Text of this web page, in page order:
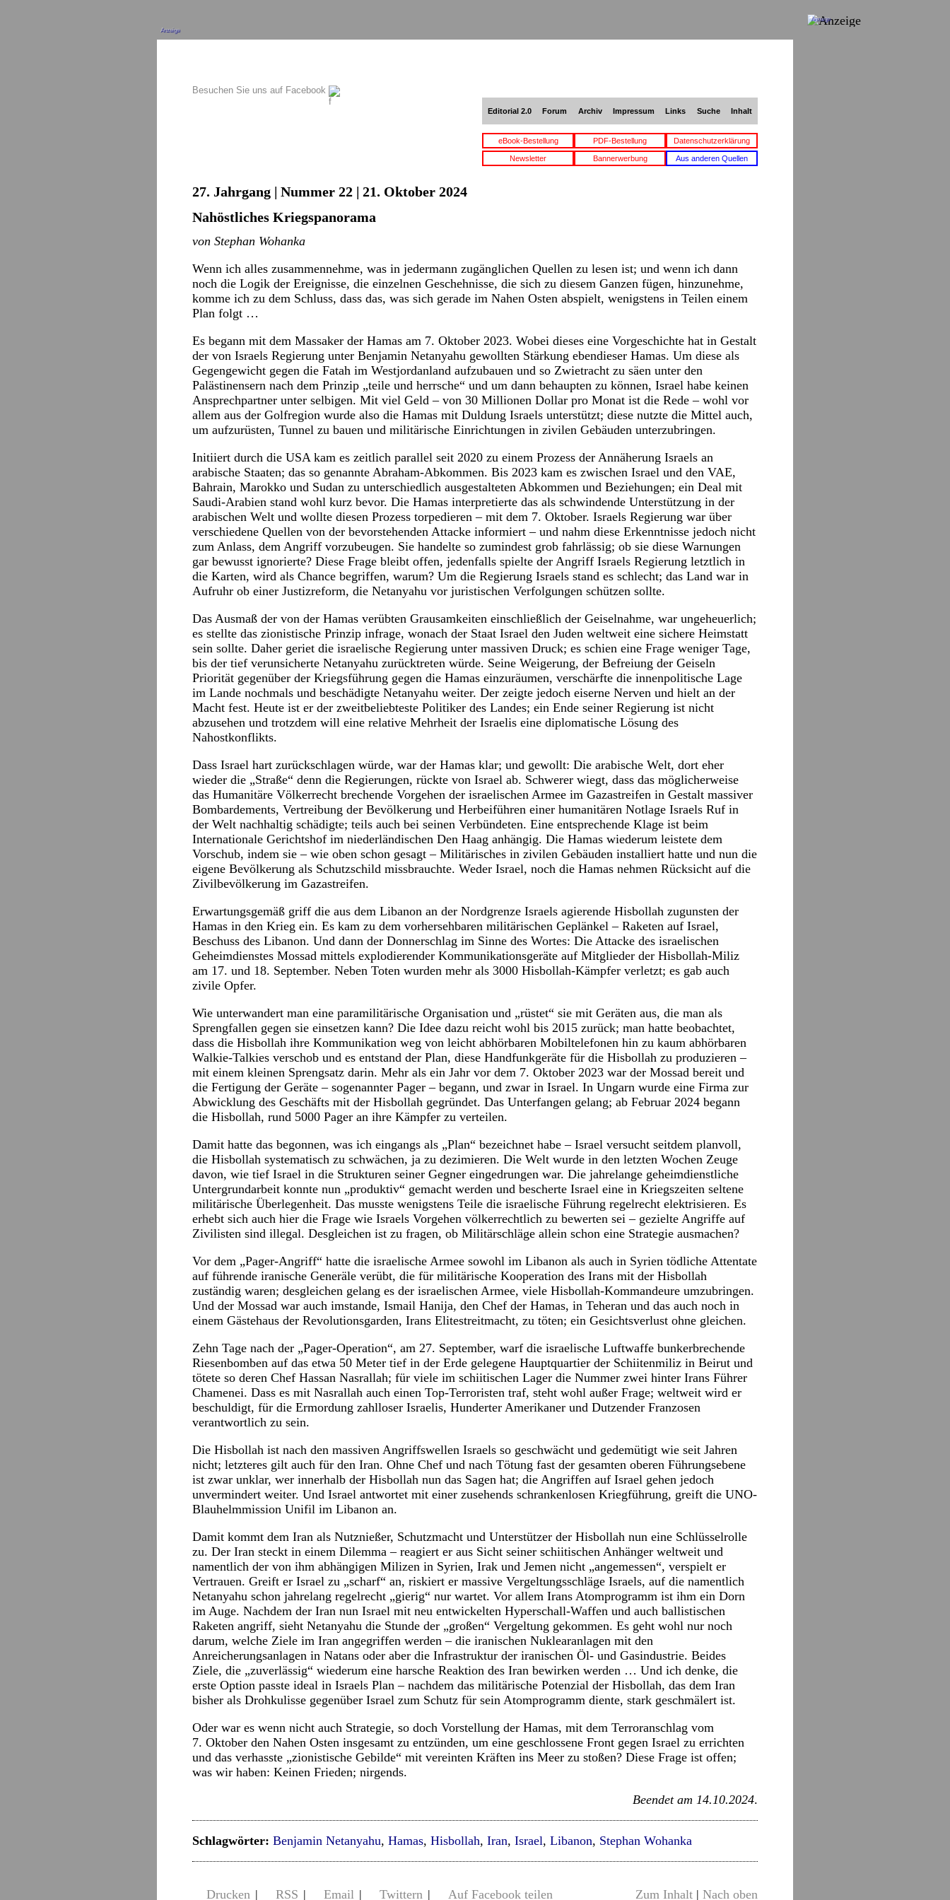
Anzeige
Besuchen Sie uns auf Facebook
Editorial 2.0 Forum Archiv Impressum Links Suche Inhalt
eBook-Bestellung PDF-Bestellung Datenschutzerklärung
Newsletter Bannerwerbung Aus anderen Quellen
27. Jahrgang | Nummer 22 | 21. Oktober 2024
Nahöstliches Kriegspanorama
von Stephan Wohanka
Wenn ich alles zusammennehme, was in jedermann zugänglichen Quellen zu lesen ist; und wenn ich dann
noch die Logik der Ereignisse, die einzelnen Geschehnisse, die sich zu diesem Ganzen fügen, hinzunehme,
komme ich zu dem Schluss, dass das, was sich gerade im Nahen Osten abspielt, wenigstens in Teilen einem
Plan folgt …
Es begann mit dem Massaker der Hamas am 7. Oktober 2023. Wobei dieses eine Vorgeschichte hat in Gestalt
der von Israels Regierung unter Benjamin Netanyahu gewollten Stärkung ebendieser Hamas. Um diese als
Gegengewicht gegen die Fatah im Westjordanland aufzubauen und so Zwietracht zu säen unter den
Palästinensern nach dem Prinzip „teile und herrsche“ und um dann behaupten zu können, Israel habe keinen
Ansprechpartner unter selbigen. Mit viel Geld – von 30 Millionen Dollar pro Monat ist die Rede – wohl vor
allem aus der Golfregion wurde also die Hamas mit Duldung Israels unterstützt; diese nutzte die Mittel auch,
um aufzurüsten, Tunnel zu bauen und militärische Einrichtungen in zivilen Gebäuden unterzubringen.
Initiiert durch die USA kam es zeitlich parallel seit 2020 zu einem Prozess der Annäherung Israels an
arabische Staaten; das so genannte Abraham-Abkommen. Bis 2023 kam es zwischen Israel und den VAE,
Bahrain, Marokko und Sudan zu unterschiedlich ausgestalteten Abkommen und Beziehungen; ein Deal mit
Saudi-Arabien stand wohl kurz bevor. Die Hamas interpretierte das als schwindende Unterstützung in der
arabischen Welt und wollte diesen Prozess torpedieren – mit dem 7. Oktober. Israels Regierung war über
verschiedene Quellen von der bevorstehenden Attacke informiert – und nahm diese Erkenntnisse jedoch nicht
zum Anlass, dem Angriff vorzubeugen. Sie handelte so zumindest grob fahrlässig; ob sie diese Warnungen
gar bewusst ignorierte? Diese Frage bleibt offen, jedenfalls spielte der Angriff Israels Regierung letztlich in
die Karten, wird als Chance begriffen, warum? Um die Regierung Israels stand es schlecht; das Land war in
Aufruhr ob einer Justizreform, die Netanyahu vor juristischen Verfolgungen schützen sollte.
Das Ausmaß der von der Hamas verübten Grausamkeiten einschließlich der Geiselnahme, war ungeheuerlich;
es stellte das zionistische Prinzip infrage, wonach der Staat Israel den Juden weltweit eine sichere Heimstatt
sein sollte. Daher geriet die israelische Regierung unter massiven Druck; es schien eine Frage weniger Tage,
bis der tief verunsicherte Netanyahu zurücktreten würde. Seine Weigerung, der Befreiung der Geiseln
Priorität gegenüber der Kriegsführung gegen die Hamas einzuräumen, verschärfte die innenpolitische Lage
im Lande nochmals und beschädigte Netanyahu weiter. Der zeigte jedoch eiserne Nerven und hielt an der
Macht fest. Heute ist er der zweitbeliebteste Politiker des Landes; ein Ende seiner Regierung ist nicht
abzusehen und trotzdem will eine relative Mehrheit der Israelis eine diplomatische Lösung des
Nahostkonflikts.
Dass Israel hart zurückschlagen würde, war der Hamas klar; und gewollt: Die arabische Welt, dort eher
wieder die „Straße“ denn die Regierungen, rückte von Israel ab. Schwerer wiegt, dass das möglicherweise
das Humanitäre Völkerrecht brechende Vorgehen der israelischen Armee im Gazastreifen in Gestalt massiver
Bombardements, Vertreibung der Bevölkerung und Herbeiführen einer humanitären Notlage Israels Ruf in
der Welt nachhaltig schädigte; teils auch bei seinen Verbündeten. Eine entsprechende Klage ist beim
Internationale Gerichtshof im niederländischen Den Haag anhängig. Die Hamas wiederum leistete dem
Vorschub, indem sie – wie oben schon gesagt – Militärisches in zivilen Gebäuden installiert hatte und nun die
eigene Bevölkerung als Schutzschild missbrauchte. Weder Israel, noch die Hamas nehmen Rücksicht auf die
Zivilbevölkerung im Gazastreifen.
Erwartungsgemäß griff die aus dem Libanon an der Nordgrenze Israels agierende Hisbollah zugunsten der
Hamas in den Krieg ein. Es kam zu dem vorhersehbaren militärischen Geplänkel – Raketen auf Israel,
Beschuss des Libanon. Und dann der Donnerschlag im Sinne des Wortes: Die Attacke des israelischen
Geheimdienstes Mossad mittels explodierender Kommunikationsgeräte auf Mitglieder der Hisbollah-Miliz
am 17. und 18. September. Neben Toten wurden mehr als 3000 Hisbollah-Kämpfer verletzt; es gab auch
zivile Opfer.
Wie unterwandert man eine paramilitärische Organisation und „rüstet“ sie mit Geräten aus, die man als
Sprengfallen gegen sie einsetzen kann? Die Idee dazu reicht wohl bis 2015 zurück; man hatte beobachtet,
dass die Hisbollah ihre Kommunikation weg von leicht abhörbaren Mobiltelefonen hin zu kaum abhörbaren
Walkie-Talkies verschob und es entstand der Plan, diese Handfunkgeräte für die Hisbollah zu produzieren –
mit einem kleinen Sprengsatz darin. Mehr als ein Jahr vor dem 7. Oktober 2023 war der Mossad bereit und
die Fertigung der Geräte – sogenannter Pager – begann, und zwar in Israel. In Ungarn wurde eine Firma zur
Abwicklung des Geschäfts mit der Hisbollah gegründet. Das Unterfangen gelang; ab Februar 2024 begann
die Hisbollah, rund 5000 Pager an ihre Kämpfer zu verteilen.
Damit hatte das begonnen, was ich eingangs als „Plan“ bezeichnet habe – Israel versucht seitdem planvoll,
die Hisbollah systematisch zu schwächen, ja zu dezimieren. Die Welt wurde in den letzten Wochen Zeuge
davon, wie tief Israel in die Strukturen seiner Gegner eingedrungen war. Die jahrelange geheimdienstliche
Untergrundarbeit konnte nun „produktiv“ gemacht werden und bescherte Israel eine in Kriegszeiten seltene
militärische Überlegenheit. Das musste wenigstens Teile die israelische Führung regelrecht elektrisieren. Es
erhebt sich auch hier die Frage wie Israels Vorgehen völkerrechtlich zu bewerten sei – gezielte Angriffe auf
Zivilisten sind illegal. Desgleichen ist zu fragen, ob Militärschläge allein schon eine Strategie ausmachen?
Vor dem „Pager-Angriff“ hatte die israelische Armee sowohl im Libanon als auch in Syrien tödliche Attentate
auf führende iranische Generäle verübt, die für militärische Kooperation des Irans mit der Hisbollah
zuständig waren; desgleichen gelang es der israelischen Armee, viele Hisbollah-Kommandeure umzubringen.
Und der Mossad war auch imstande, Ismail Hanija, den Chef der Hamas, in Teheran und das auch noch in
einem Gästehaus der Revolutionsgarden, Irans Elitestreitmacht, zu töten; ein Gesichtsverlust ohne gleichen.
Zehn Tage nach der „Pager-Operation“, am 27. September, warf die israelische Luftwaffe bunkerbrechende
Riesenbomben auf das etwa 50 Meter tief in der Erde gelegene Hauptquartier der Schiitenmiliz in Beirut und
tötete so deren Chef Hassan Nasrallah; für viele im schiitischen Lager die Nummer zwei hinter Irans Führer
Chamenei. Dass es mit Nasrallah auch einen Top-Terroristen traf, steht wohl außer Frage; weltweit wird er
beschuldigt, für die Ermordung zahlloser Israelis, Hunderter Amerikaner und Dutzender Franzosen
verantwortlich zu sein.
Die Hisbollah ist nach den massiven Angriffswellen Israels so geschwächt und gedemütigt wie seit Jahren
nicht; letzteres gilt auch für den Iran. Ohne Chef und nach Tötung fast der gesamten oberen Führungsebene
ist zwar unklar, wer innerhalb der Hisbollah nun das Sagen hat; die Angriffen auf Israel gehen jedoch
unvermindert weiter. Und Israel antwortet mit einer zusehends schrankenlosen Kriegführung, greift die UNO-
Blauhelmmission Unifil im Libanon an.
Damit kommt dem Iran als Nutznießer, Schutzmacht und Unterstützer der Hisbollah nun eine Schlüsselrolle
zu. Der Iran steckt in einem Dilemma – reagiert er aus Sicht seiner schiitischen Anhänger weltweit und
namentlich der von ihm abhängigen Milizen in Syrien, Irak und Jemen nicht „angemessen“, verspielt er
Vertrauen. Greift er Israel zu „scharf“ an, riskiert er massive Vergeltungsschläge Israels, auf die namentlich
Netanyahu schon jahrelang regelrecht „gierig“ nur wartet. Vor allem Irans Atomprogramm ist ihm ein Dorn
im Auge. Nachdem der Iran nun Israel mit neu entwickelten Hyperschall-Waffen und auch ballistischen
Raketen angriff, sieht Netanyahu die Stunde der „großen“ Vergeltung gekommen. Es geht wohl nur noch
darum, welche Ziele im Iran angegriffen werden – die iranischen Nuklearanlagen mit den
Anreicherungsanlagen in Natans oder aber die Infrastruktur der iranischen Öl- und Gasindustrie. Beides
Ziele, die „zuverlässig“ wiederum eine harsche Reaktion des Iran bewirken werden … Und ich denke, die
erste Option passte ideal in Israels Plan – nachdem das militärische Potenzial der Hisbollah, das dem Iran
bisher als Drohkulisse gegenüber Israel zum Schutz für sein Atomprogramm diente, stark geschmälert ist.
Oder war es wenn nicht auch Strategie, so doch Vorstellung der Hamas, mit dem Terroranschlag vom
7. Oktober den Nahen Osten insgesamt zu entzünden, um eine geschlossene Front gegen Israel zu errichten
und das verhasste „zionistische Gebilde“ mit vereinten Kräften ins Meer zu stoßen? Diese Frage ist offen;
was wir haben: Keinen Frieden; nirgends.
Beendet am 14.10.2024.
Schlagwörter: Benjamin Netanyahu, Hamas, Hisbollah, Iran, Israel, Libanon, Stephan Wohanka
Drucken | RSS | Email | Twittern | Auf Facebook teilen Zum Inhalt | Nach oben
Anzeige